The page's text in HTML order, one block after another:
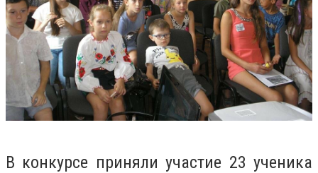
В конкурсе приняли участие 23 ученика